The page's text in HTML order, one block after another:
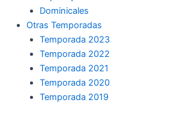
Dominicales
Otras Temporadas
Temporada 2023
Temporada 2022
Temporada 2021
Temporada 2020
Temporada 2019